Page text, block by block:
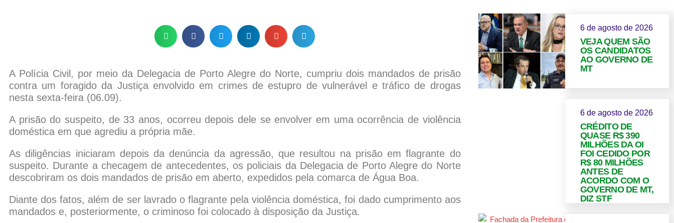
A Polícia Civil, por meio da Delegacia de Porto Alegre do Norte, cumpriu dois mandados de prisão
contra um foragido da Justiça envolvido em crimes de estupro de vulnerável e tráfico de drogas
nesta sexta-feira (06.09).
A prisão do suspeito, de 33 anos, ocorreu depois dele se envolver em uma ocorrência de violência
doméstica em que agrediu a própria mãe.
As diligências iniciaram depois da denúncia da agressão, que resultou na prisão em flagrante do
suspeito. Durante a checagem de antecedentes, os policiais da Delegacia de Porto Alegre do Norte
descobriram os dois mandados de prisão em aberto, expedidos pela comarca de Água Boa.
Diante dos fatos, além de ser lavrado o flagrante pela violência doméstica, foi dado cumprimento aos
mandados e, posteriormente, o criminoso foi colocado à disposição da Justiça.
6 de agosto de 2026
VEJA QUEM SÃO
OS CANDIDATOS
AO GOVERNO DE
MT
6 de agosto de 2026
CRÉDITO DE
QUASE R$ 390
MILHÕES DA OI
FOI CEDIDO POR
R$ 80 MILHÕES
ANTES DE
ACORDO COM O
GOVERNO DE MT,
DIZ STF